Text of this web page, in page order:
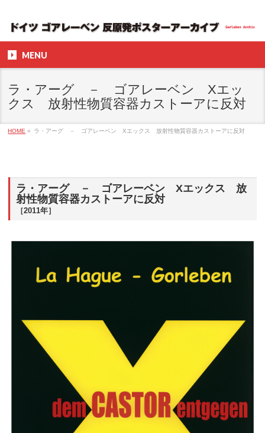
MENU
ラ・アーグ － ゴアレーベン Xエッ
クス 放射性物質容器カストーアに反対
HOME » ラ・アーグ － ゴアレーベン Xエックス 放射性物質容器カストーアに反対
ラ・アーグ － ゴアレーベン Xエックス 放
射性物質容器カストーアに反対
［2011年］